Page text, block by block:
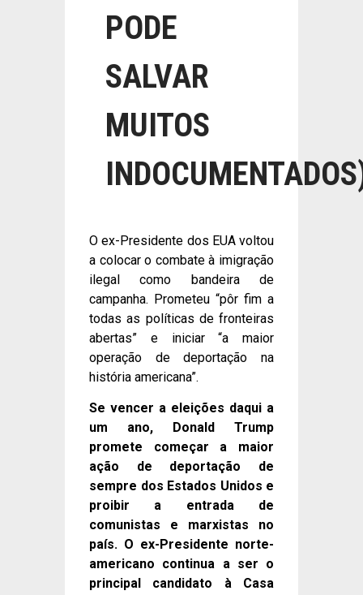
PODE
SALVAR
MUITOS
O ex-Presidente dos EUA voltou
a colocar o combate à imigração
ilegal como bandeira de
campanha. Prometeu “pôr fim a
todas as políticas de fronteiras
abertas” e iniciar “a maior
operação de deportação na
história americana”.
Se vencer a eleições daqui a
um ano, Donald Trump
promete começar a maior
ação de deportação de
sempre dos Estados Unidos e
proibir a entrada de
comunistas e marxistas no
país. O ex-Presidente norte-
americano continua a ser o
principal candidato à Casa